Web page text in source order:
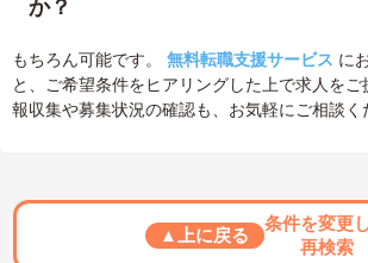
か？
もちろん可能です。 無料転職支援サービス に
と、ご希望条件をヒアリングした上で求人を
報収集や募集状況の確認も、お気軽にご相談く
▲上に戻る
条件を変更
再検索